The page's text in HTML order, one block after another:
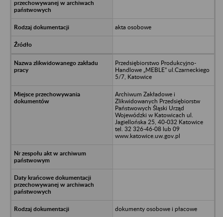
akta osobowe
Przedsiębiorstwo Produkcyjno-
Handlowe „MEBLE” ul.Czarneckiego
5/7, Katowice
Archiwum Zakładowe i
Zlikwidowanych Przedsiębiorstw
Państwowych Śląski Urząd
Wojewódzki w Katowicach ul.
Jagiellońska 25, 40-032 Katowice
tel. 32 326-46-08 lub 09
www.katowice.uw.gov.pl
dokumenty osobowe i płacowe